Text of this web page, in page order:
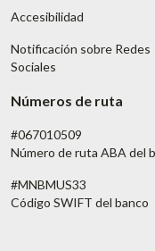
Accesibilidad
Notificación sobre Redes
Sociales
Números de ruta
#067010509
Número de ruta ABA del
#MNBMUS33
Código SWIFT del banco